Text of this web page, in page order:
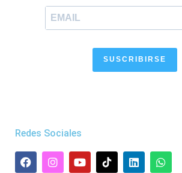
SUSCRIBIRSE
Redes Sociales
F
a
I
n
Y
o
L
i
W
h